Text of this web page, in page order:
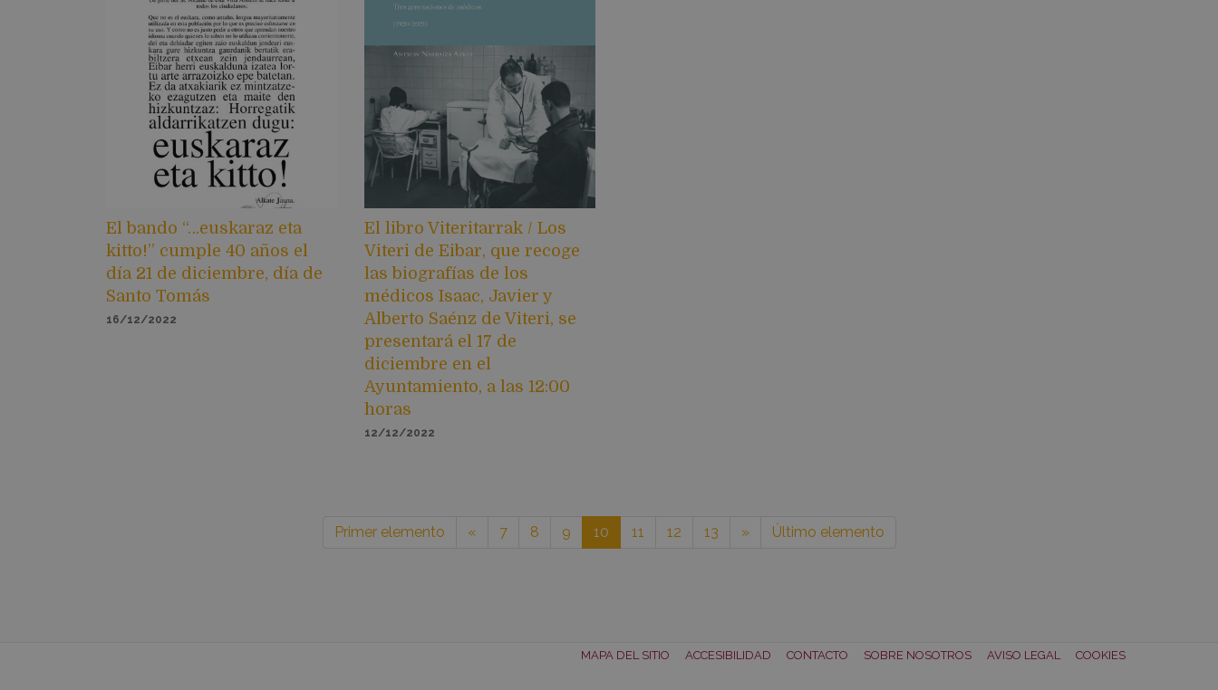
El bando “…euskaraz eta
kitto!” cumple 40 años el
día 21 de diciembre, día de
Santo Tomás
16/12/2022
El libro Viteritarrak / Los
Viteri de Eibar, que recoge
las biografías de los
médicos Isaac, Javier y
Alberto Saénz de Viteri, se
presentará el 17 de
diciembre en el
Ayuntamiento, a las 12:00
horas
12/12/2022
Primer elemento « 7 8 9 10 11 12 13 » Último elemento
MAPA DEL SITIO ACCESIBILIDAD CONTACTO SOBRE NOSOTROS AVISO LEGAL COOKIES